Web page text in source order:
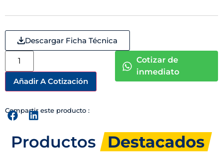
Descargar Ficha Técnica
Añadir A Cotización
Cotizar de
inmediato
Compartir este producto :
Productos Destacados